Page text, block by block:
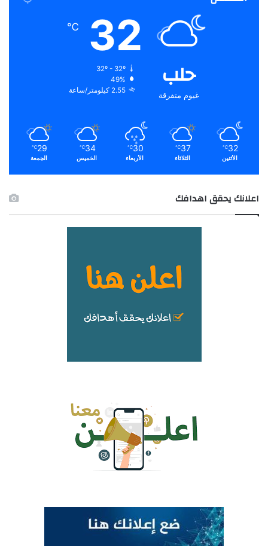
حلب
غيوم متفرقة
32
℃
32º - 32º
49%
2.55 كيلومتر/ساعة
32
℃
الأثنين
37
℃
الثلاثاء
30
℃
الأربعاء
34
℃
الخميس
29
℃
الجمعة
اعلانك يحقق اهدافك